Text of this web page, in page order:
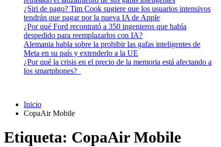
¿Siri de pago? Tim Cook sugiere que los usuarios intensivos
tendrán que pagar por la nueva IA de Apple
¿Por qué Ford recontrató a 350 ingenieros que había
despedido para reemplazarlos con IA?
Alemania habla sobre la prohibir las gafas inteligentes de
Meta en su país y extenderlo a la UE
¿Por qué la crisis en el precio de la memoria está afectando a
los smartphones?
Inicio
CopaAir Mobile
Etiqueta: CopaAir Mobile